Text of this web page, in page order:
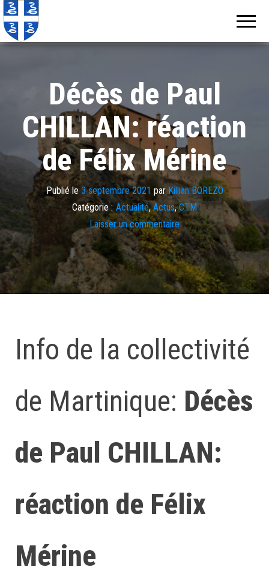
Décès de Paul
CHILLAN: réaction
de Félix Mérine
Publié le 3 septembre 2021 par Killian BOREZO
Catégorie : Actualité,Actus,CTM
Laisser un commentaire
Info de la collectivité
de Martinique: Décès
de Paul CHILLAN:
réaction de Félix
Mérine